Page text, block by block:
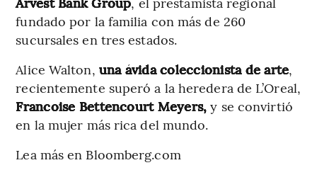
fundado por la familia con más de 260
sucursales en tres estados.
Alice Walton, una ávida coleccionista de arte,
recientemente superó a la heredera de L’Oreal,
Francoise Bettencourt Meyers, y se convirtió
en la mujer más rica del mundo.
Lea más en Bloomberg.com